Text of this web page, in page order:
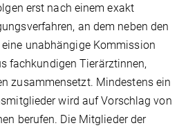
erst nach einem exakt
an dem neben den
unabhängige Kommission
fachkundigen Tierärztinnen,
zusammensetzt. Mindestens ein
wird auf Vorschlag von
berufen. Die Mitglieder der